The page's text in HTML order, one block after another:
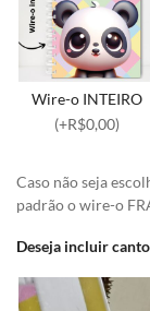
Wire-o INTEIRO
(+R$0,00)
Caso não seja
padrão o wire-o
Deseja incluir